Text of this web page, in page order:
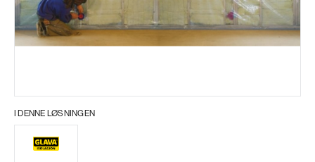
I DENNE LØSNINGEN